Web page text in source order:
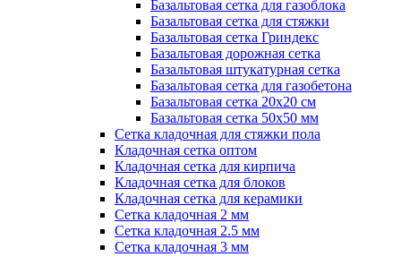
Базальтовая сетка для газоблока
Базальтовая сетка для стяжки
Базальтовая сетка Гриндекс
Базальтовая дорожная сетка
Базальтовая штукатурная сетка
Базальтовая сетка для газобетона
Базальтовая сетка 20x20 см
Базальтовая сетка 50x50 мм
Сетка кладочная для стяжки пола
Кладочная сетка оптом
Кладочная сетка для кирпича
Кладочная сетка для блоков
Кладочная сетка для керамики
Сетка кладочная 2 мм
Сетка кладочная 2.5 мм
Сетка кладочная 3 мм